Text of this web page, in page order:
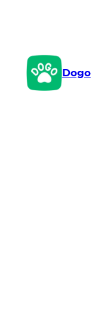
Dogo